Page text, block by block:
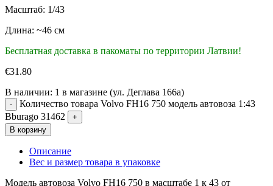
Масштаб: 1/43
Длина: ~46 см
Бесплатная доставка в пакоматы по территории Латвии!
€31.80
В наличии: 1 в магазине (ул. Деглава 166а)
Количество товара Volvo FH16 750 модель автовоза 1:43
Bburago 31462
В корзину
Описание
Вес и размер товара в упаковке
Модель автовоза Volvo FH16 750 в масштабе 1 к 43 от